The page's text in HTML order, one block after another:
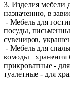
3. Изделия мебели
назначению, в
- Мебель для
посуды,
сувениров,
- Мебель для
комоды - хранения
прикроватные -
туалетные - для